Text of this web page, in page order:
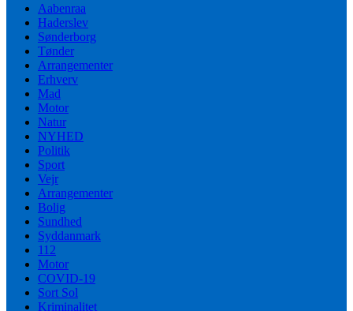
Aabenraa
Haderslev
Sønderborg
Tønder
Arrangementer
Erhverv
Mad
Motor
Natur
NYHED
Politik
Sport
Vejr
Arrangementer
Bolig
Sundhed
Syddanmark
112
Motor
COVID-19
Sort Sol
Kriminalitet